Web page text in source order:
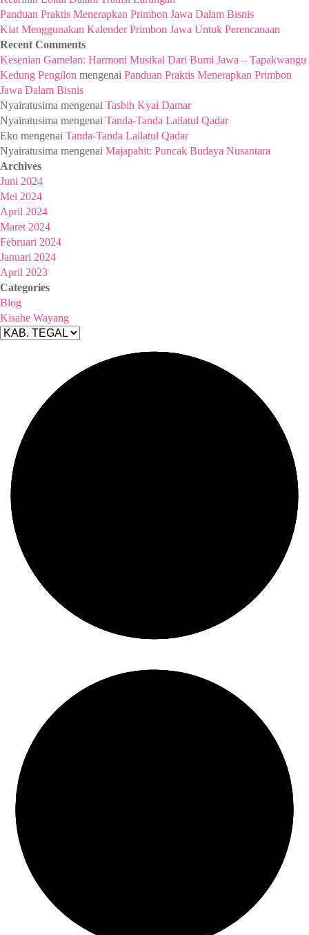
Panduan Praktis Menerapkan Primbon Jawa Dalam Bisnis
Kiat Menggunakan Kalender Primbon Jawa Untuk Perencanaan
Recent Comments
Kesenian Gamelan: Harmoni Musikal Dari Bumi Jawa – Tapakwangu
Kedung Pengilon mengenai Panduan Praktis Menerapkan Primbon
Jawa Dalam Bisnis
Nyairatusima mengenai Tasbih Kyai Damar
Nyairatusima mengenai Tanda-Tanda Lailatul Qadar
Eko mengenai Tanda-Tanda Lailatul Qadar
Nyairatusima mengenai Majapahit: Puncak Budaya Nusantara
Archives
Juni 2024
Mei 2024
April 2024
Maret 2024
Februari 2024
Januari 2024
April 2023
Categories
Blog
Kisahe Wayang